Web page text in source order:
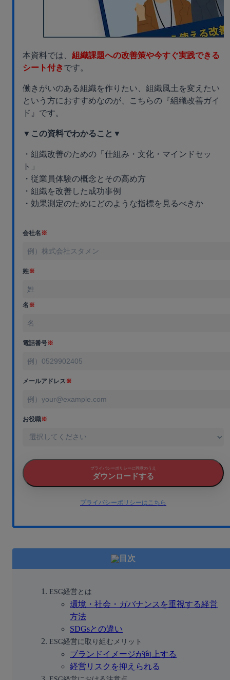
本資料では、 組織課題への改善策や今すぐ実践できる
シート付き です。
働きがいのある組織を作りたい、組織風土を変えたい
という方におすすめなのが、こちらの『組織改善ガイ
ド』です。
▼この資料でわかること▼
・組織改善のための「仕組み・文化・マインドセッ
ト」
・従業員体験の概念とその高め方
・組織を改善した成功事例
・効果測定のためにどのような指標を見るべきか
会社名※
姓※
名※
電話番号※
メールアドレス※
お役職※
プライバシーポリシーに同意のうえ
ダウンロードする
プライバシーポリシーはこちら
目次
ESG経営とは
環境・社会・ガバナンスを重視する経営
方法
SDGsとの違い
ESG経営に取り組むメリット
ブランドイメージが向上する
経営リスクを抑えられる